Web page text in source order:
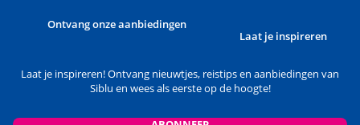
Ontvang onze aanbiedingen
Laat je inspireren
Laat je inspireren! Ontvang nieuwtjes, reistips en aanbiedingen van
Siblu en wees als eerste op de hoogte!